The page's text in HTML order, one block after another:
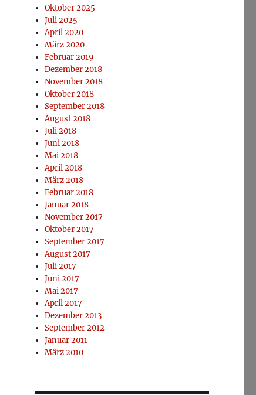
Oktober 2025
Juli 2025
April 2020
März 2020
Februar 2019
Dezember 2018
November 2018
Oktober 2018
September 2018
August 2018
Juli 2018
Juni 2018
Mai 2018
April 2018
März 2018
Februar 2018
Januar 2018
November 2017
Oktober 2017
September 2017
August 2017
Juli 2017
Juni 2017
Mai 2017
April 2017
Dezember 2013
September 2012
Januar 2011
März 2010